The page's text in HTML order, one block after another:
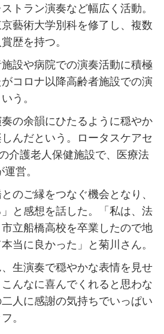
トラン演奏など幅広く活動。
藝術大学別科を修了し、複数
歴を持つ。
設や病院での演奏活動に積極
コロナ以降高齢者施設での演
う。
の余韻にひたるように穏やか
んだという。ロータスケアセ
介護老人保健施設で、医療法
営。
のご縁をつなぐ機会となり、
と感想を話した。「私は、法
立船橋高校を卒業したので地
当に良かった」と菊川さん。
生演奏で穏やかな表情を見せ
んなに喜んでくれると思わな
人に感謝の気持ちでいっぱい
。